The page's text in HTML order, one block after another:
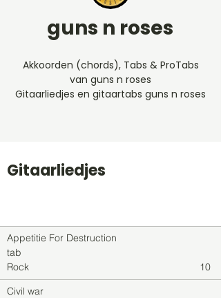
guns n roses
Akkoorden (chords), Tabs & ProTabs
van guns n roses
Gitaarliedjes en gitaartabs guns n roses
Gitaarliedjes
Appetitie For Destruction
tab
Rock
10
Civil war